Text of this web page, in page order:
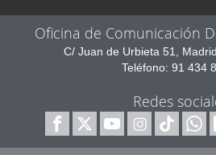
Oficina de Comunicación
C/ Juan de Urbieta 51,
Teléfono: 91 434
Redes